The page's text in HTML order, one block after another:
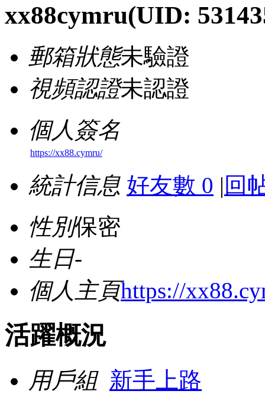
xx88cymru(UID:
郵箱狀態未驗證
視頻認證未認證
個人簽名
https://xx88.cymru/
統計信息 好友數 0 | 回
性別保密
生日-
個人主頁https://
活躍概況
用戶組 新手上路